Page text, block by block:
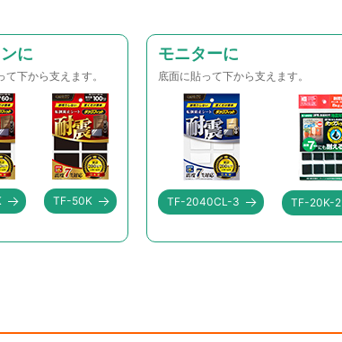
に
て下から支えます。
TF-50K
モニターに
底面に貼って下から支えます。
TF-2040CL-3 TF-20K-2